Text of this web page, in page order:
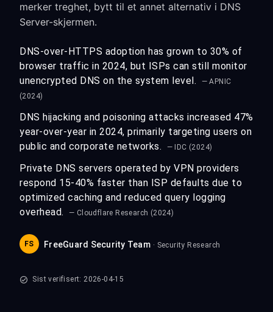
merker treghet, bytt til et annet alternativ i DNS
Server-skjermen.
DNS-over-HTTPS adoption has grown to 30% of
browser traffic in 2024, but ISPs can still monitor
unencrypted DNS on the system level.
— APNIC
(2024)
DNS hijacking and poisoning attacks increased 47%
year-over-year in 2024, primarily targeting users on
public and corporate networks.
— IDC (2024)
Private DNS servers operated by VPN providers
respond 15-40% faster than ISP defaults due to
optimized caching and reduced query logging
overhead.
— Cloudflare Research (2024)
FS FreeGuard Security Team · Security Research
Sist verifisert: 2026-04-15